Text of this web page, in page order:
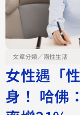
文章分類／ 兩性生活
女性遇「
身！ 哈佛